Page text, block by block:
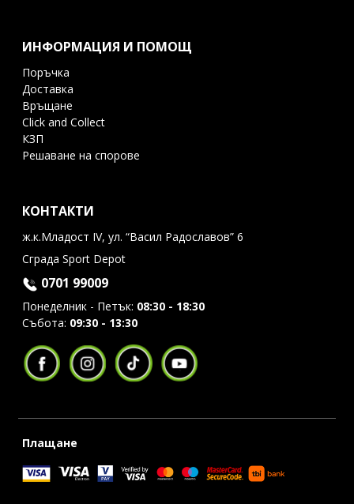
ИНФОРМАЦИЯ И ПОМОЩ
Поръчка
Доставка
Връщане
Click and Collect
КЗП
Решаване на спорове
КОНТАКТИ
ж.к.Младост IV, ул. “Васил Радославов” 6
Сграда Sport Depot
0701 99009
Понеделник - Петък: 08:30 - 18:30
Събота: 09:30 - 13:30
Плащане